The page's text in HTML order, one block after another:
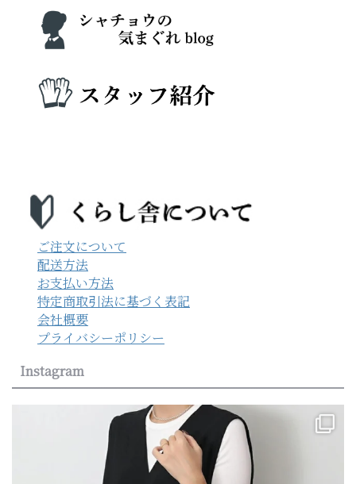
ご注文について
配送方法
お支払い方法
特定商取引法に基づく表記
会社概要
プライバシーポリシー
Instagram